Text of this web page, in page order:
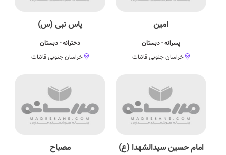
امین
پسرانه - دبستان
خراسان جنوبی قائنات
یاس نبی (س)
دخترانه - دبستان
خراسان جنوبی قائنات
امام حسین سیدالشهدا (ع) مصباح